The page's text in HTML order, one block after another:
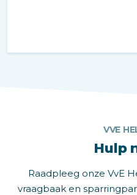
VVE
Hulp
Raadpleeg onze VvE
vraagbaak en